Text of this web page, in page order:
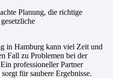
Planung, die richtige
in Hamburg kann viel Zeit und
Fall zu Problemen bei der
professioneller Partner
für saubere Ergebnisse.